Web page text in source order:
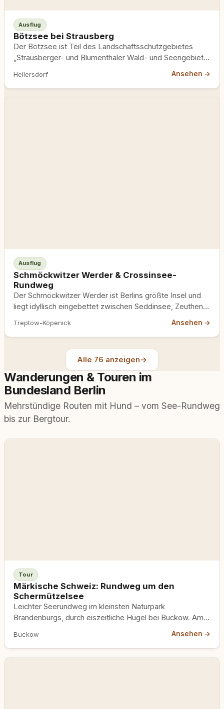
Ausflug
Bötzsee bei Strausberg
Der Bötzsee ist Teil des Landschaftsschutzgebietes
„Strausberger- und Blumenthaler Wald- und Seengebiet".
Hellersdorf Ansehen →
Ausflug
Schmöckwitzer Werder & Crossinsee-
Rundweg
Der Schmöckwitzer Werder ist Berlins größte Insel und
liegt idyllisch eingebettet zwischen Seddinsee, Zeuthener
Treptow-Köpenick Ansehen →
Alle 76 anzeigen→
Wanderungen & Touren im
Bundesland Berlin
Mehrstündige Routen mit Hund – vom See-Rundweg
bis zur Bergtour.
Tour
Märkische Schweiz: Rundweg um den
Schermützelsee
Leichter Seerundweg im kleinsten Naturpark
Brandenburgs, durch eiszeitliche Hügel bei Buckow. Am
Strandbad gilt Hundeverbot, im Schutzgebiet Leine.
Buckow Ansehen →